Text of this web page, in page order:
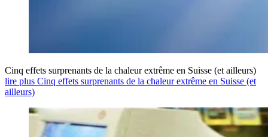
Cinq effets surprenants de la chaleur extrême en Suisse (et ailleurs)
lire plus Cinq effets surprenants de la chaleur extrême en Suisse (et
ailleurs)